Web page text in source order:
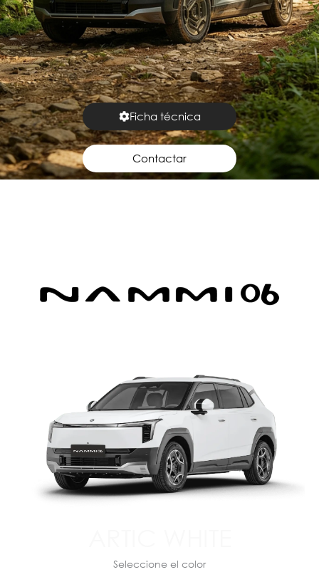
Ficha técnica
Contactar
Seleccione el color